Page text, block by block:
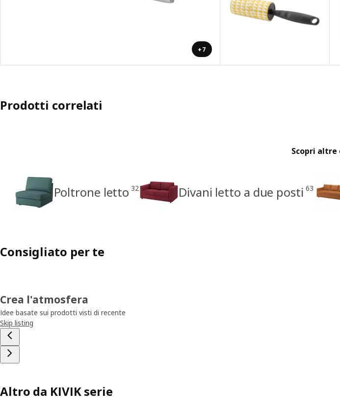
+7
Prodotti correlati
Scopri altre
Poltrone letto 32 Divani letto a due posti 63
Consigliato per te
Crea l'atmosfera
Idee basate sui prodotti visti di recente
Skip listing
Altro da KIVIK serie